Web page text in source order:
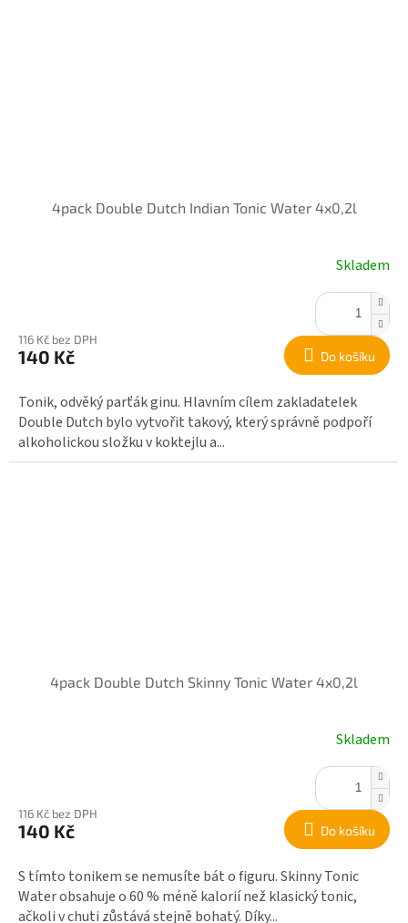
4pack Double Dutch Indian Tonic Water 4x0,2l
Skladem
116 Kč bez DPH
140 Kč Do košíku
Tonik, odvěký parťák ginu. Hlavním cílem zakladatelek
Double Dutch bylo vytvořit takový, který správně podpoří
alkoholickou složku v koktejlu a...
4pack Double Dutch Skinny Tonic Water 4x0,2l
Skladem
116 Kč bez DPH
140 Kč Do košíku
S tímto tonikem se nemusíte bát o figuru. Skinny Tonic
Water obsahuje o 60 % méně kalorií než klasický tonic,
ačkoli v chuti zůstává stejně bohatý. Díky...